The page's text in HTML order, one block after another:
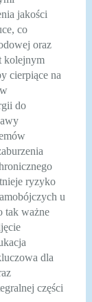
jakości
co
oraz
kolejnym
cierpiące na
do
ryzyko
u
tak ważne
dla
części